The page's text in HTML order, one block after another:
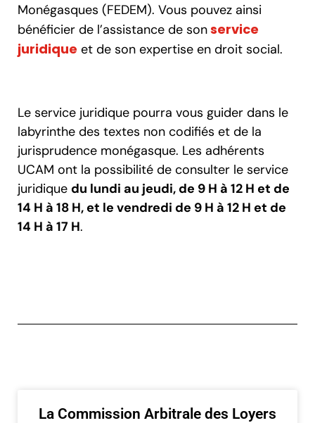
Monégasques (FEDEM). Vous pouvez ainsi
bénéficier de l’assistance de sonservice
juridique et de son expertise en droit social.
Le service juridique pourra vous guider dans le
labyrinthe des textes non codifiés et de la
jurisprudence monégasque. Les adhérents
UCAM ont la possibilité de consulter le service
juridique du lundi au jeudi, de 9 H à 12 H et de
14 H à 18 H, et le vendredi de 9 H à 12 H et de
14 H à 17 H.
La Commission Arbitrale des Loyers